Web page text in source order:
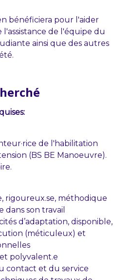
bénéficiera pour l'aider
l'assistance de l'équipe du
ainsi que des autres
de l'habilitation
(BS BE Manoeuvre).
rigoureux.se, méthodique
son travail
d’adaptation, disponible,
(méticuleux) et
polyvalent.e
contact et du service